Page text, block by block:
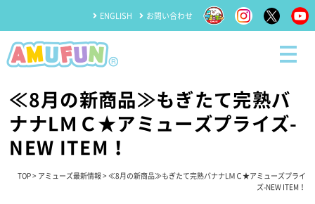
ENGLISH お問い合わせ
≪8月の新商品≫もぎたて完熟バ
ナナLＭＣ★アミューズプライズ-
NEW ITEM！
TOP> アミューズ最新情報> ≪8月の新商品≫もぎたて完熟バナナLＭＣ★アミューズプライ
ズ-NEW ITEM！